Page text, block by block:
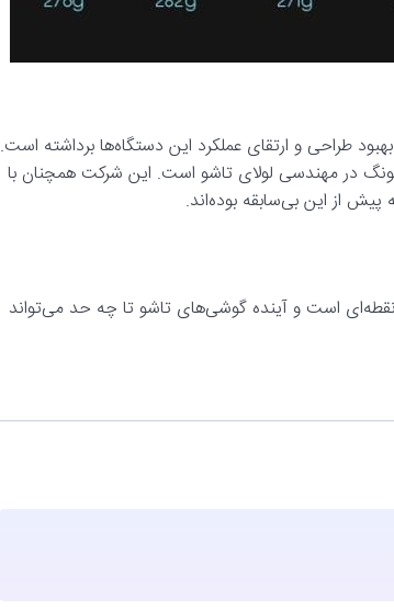
طراحی و ارتقای عملکرد این دستگاه‌ها برداشته است.
در مهندسی لولای تاشو است. این شرکت همچنان با
از این بی‌سابقه بوده‌اند.
است و آینده گوشی‌های تاشو تا چه حد می‌تواند